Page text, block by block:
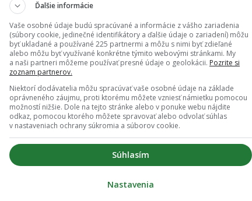
komunity LGBT, čomu podriadila aj svoj
utvor sám – zamestnanci majú nárok na plne
Ďalšie informácie
Vaše osobné údaje budú spracúvané a informácie z vášho zariadenia
(súbory cookie, jedinečné identifikátory a ďalšie údaje o zariadení) môžu
byť ukladané a používané 225 partnermi a môžu s nimi byť zdieľané
alebo môžu byť využívané konkrétne týmito webovými stránkami. My
a naši partneri môžeme používať presné údaje o geolokácii. Pozrite si
zoznam partnerov.
Niektorí dodávatelia môžu spracúvať vaše osobné údaje na základe
oprávneného záujmu, proti ktorému môžete vzniesť námietku pomocou
možností nižšie. Dole na tejto stránke alebo v ponuke webu nájdite
odkaz, pomocou ktorého môžete spravovať alebo odvolať súhlas
v nastaveniach ochrany súkromia a súborov cookie.
Súhlasím
Nastavenia